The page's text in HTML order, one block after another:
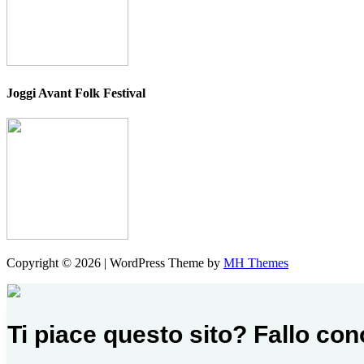
Joggi Avant Folk Festival
Copyright © 2026 | WordPress Theme by MH Themes
Ti piace questo sito? Fallo